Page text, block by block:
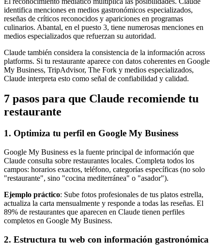
identifica menciones en medios gastronómicos especializados,
reseñas de críticos reconocidos y apariciones en programas
culinarios. Abantal, en el puesto 3, tiene numerosas menciones en
medios especializados que refuerzan su autoridad.
Claude también considera la consistencia de la información across
platforms. Si tu restaurante aparece con datos coherentes en Google
My Business, TripAdvisor, The Fork y medios especializados,
Claude interpreta esto como señal de confiabilidad y calidad.
7 pasos para que Claude recomiende tu
restaurante
1. Optimiza tu perfil en Google My Business
Google My Business es la fuente principal de información que
Claude consulta sobre restaurantes locales. Completa todos los
campos: horarios exactos, teléfono, categorías específicas (no solo
"restaurante", sino "cocina mediterránea" o "asador").
Ejemplo práctico: Sube fotos profesionales de tus platos estrella,
actualiza la carta mensualmente y responde a todas las reseñas. El
89% de restaurantes que aparecen en Claude tienen perfiles
completos en Google My Business.
2. Estructura tu web con información gastronómica